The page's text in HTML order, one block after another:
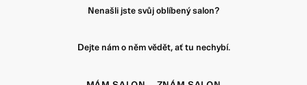
Nenašli jste svůj oblíbený salon?
Dejte nám o něm vědět, ať tu nechybí.